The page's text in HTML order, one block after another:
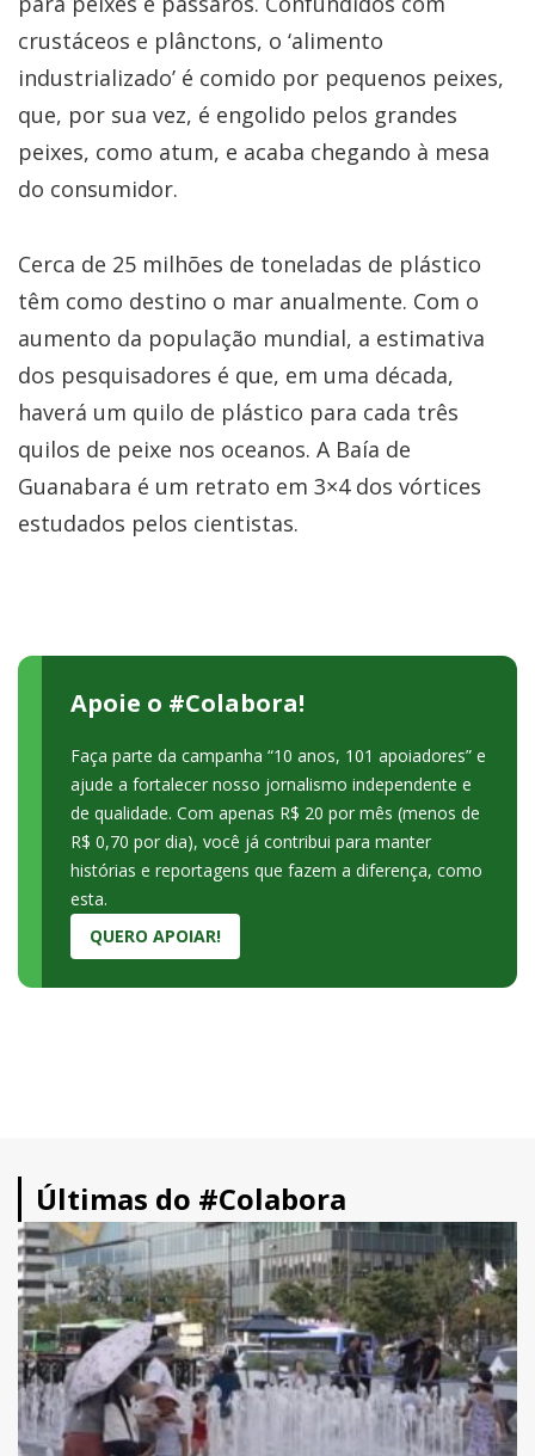
crustáceos e plânctons, o ‘alimento
industrializado’ é comido por pequenos peixes,
que, por sua vez, é engolido pelos grandes
peixes, como atum, e acaba chegando à mesa
do consumidor.
Cerca de 25 milhões de toneladas de plástico
têm como destino o mar anualmente. Com o
aumento da população mundial, a estimativa
dos pesquisadores é que, em uma década,
haverá um quilo de plástico para cada três
quilos de peixe nos oceanos. A Baía de
Guanabara é um retrato em 3×4 dos vórtices
estudados pelos cientistas.
Apoie o #Colabora!
Faça parte da campanha “10 anos, 101 apoiadores” e
ajude a fortalecer nosso jornalismo independente e
de qualidade. Com apenas R$ 20 por mês (menos de
R$ 0,70 por dia), você já contribui para manter
histórias e reportagens que fazem a diferença, como
esta.
QUERO APOIAR!
Últimas do #Colabora